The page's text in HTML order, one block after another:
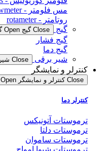
مس فلومتر - mass flowmeter
روتامتر - rotameter
گیج
Close گیج Open گیج
گیج فشار
گیج دما
شیر برقی
Close شیر برقی
کنترلر و نمایشگر
Close کنترلر و نمایشگر Open کنترلر و نمایشگر
کنترلر دما
ترموستات آتونیکس
ترموستات دلتا
ترموستات ساموان